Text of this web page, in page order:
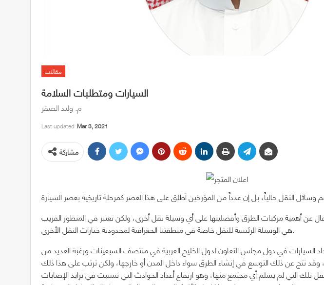
مقالات
السيارات ومتطلبات السلامة
م. وليد الصقر
Last updated Mar 3, 2021
مشاركة
عن أهمية مركبات الطرق وأفضليتها على أي وسيلة نقل أخرى، ولكن تعتبر في المنظور القريب
هي الوسيلة الرئيسة للنقل خاصة في منطقتنا الجغرافية لمحدودية خيارات النقل الأخرى.
السيارات في دول مجلس التعاون لدول الخليج العربية في منتصف السبعينات ورغبة العديد من
وقد نتج عن ذلك التوسع في إنشاء الطرق سواء داخل المدن أو خارجها، ولكن ترتب على هذا ذلك
تلك التي لم يسلم أي مجتمع منها، وهو ارتفاع أعداد الحوادث التي تسببت في تزايد الإصابات